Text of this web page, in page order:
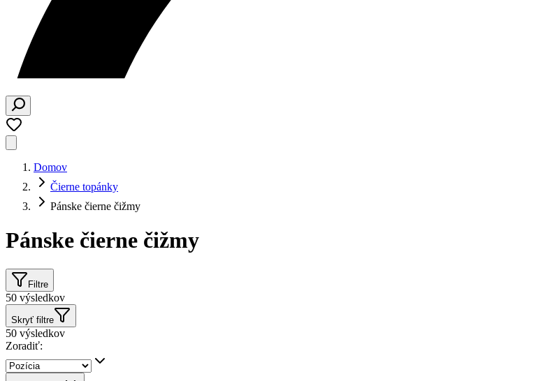
Domov
Čierne topánky
Pánske čierne čižmy
Pánske čierne čižmy
Filtre
50 výsledkov
Skryť filtre
50 výsledkov
Zoradiť: